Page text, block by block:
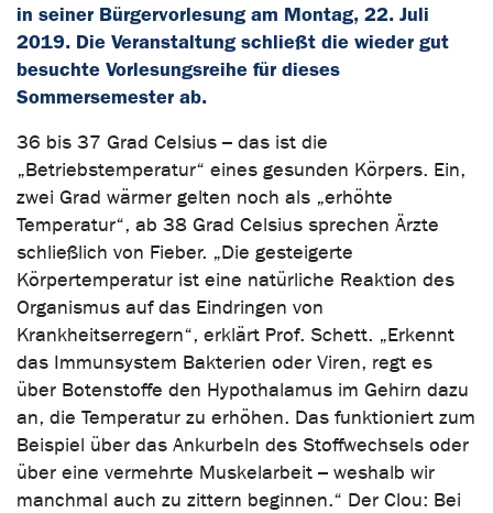
in seiner Bürgervorlesung am Montag, 22. Juli
2019. Die Veranstaltung schließt die wieder gut
besuchte Vorlesungsreihe für dieses
Sommersemester ab.
36 bis 37 Grad Celsius – das ist die
„Betriebstemperatur“ eines gesunden Körpers. Ein,
zwei Grad wärmer gelten noch als „erhöhte
Temperatur“, ab 38 Grad Celsius sprechen Ärzte
schließlich von Fieber. „Die gesteigerte
Körpertemperatur ist eine natürliche Reaktion des
Organismus auf das Eindringen von
Krankheitserregern“, erklärt Prof. Schett. „Erkennt
das Immunsystem Bakterien oder Viren, regt es
über Botenstoffe den Hypothalamus im Gehirn dazu
an, die Temperatur zu erhöhen. Das funktioniert zum
Beispiel über das Ankurbeln des Stoffwechsels oder
über eine vermehrte Muskelarbeit – weshalb wir
manchmal auch zu zittern beginnen.“ Der Clou: Bei